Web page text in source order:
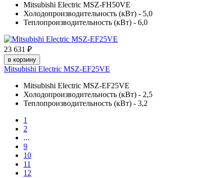
Mitsubishi Electric MSZ-FH50VE
Холодопроизводительность (кВт) - 5,0
Теплопроизводительность (кВт) - 6,0
23 631 ₽
в корзину
Mitsubishi Electric MSZ-EF25VE
Mitsubishi Electric MSZ-EF25VE
Холодопроизводительность (кВт) - 2,5
Теплопроизводительность (кВт) - 3,2
1
2
...
9
10
11
12